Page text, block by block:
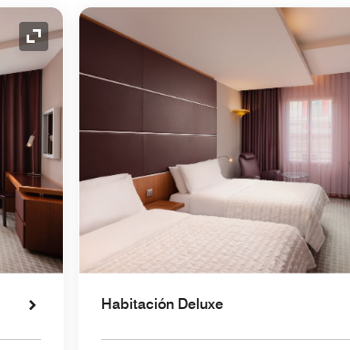
Icono de expansión
Habitación Deluxe